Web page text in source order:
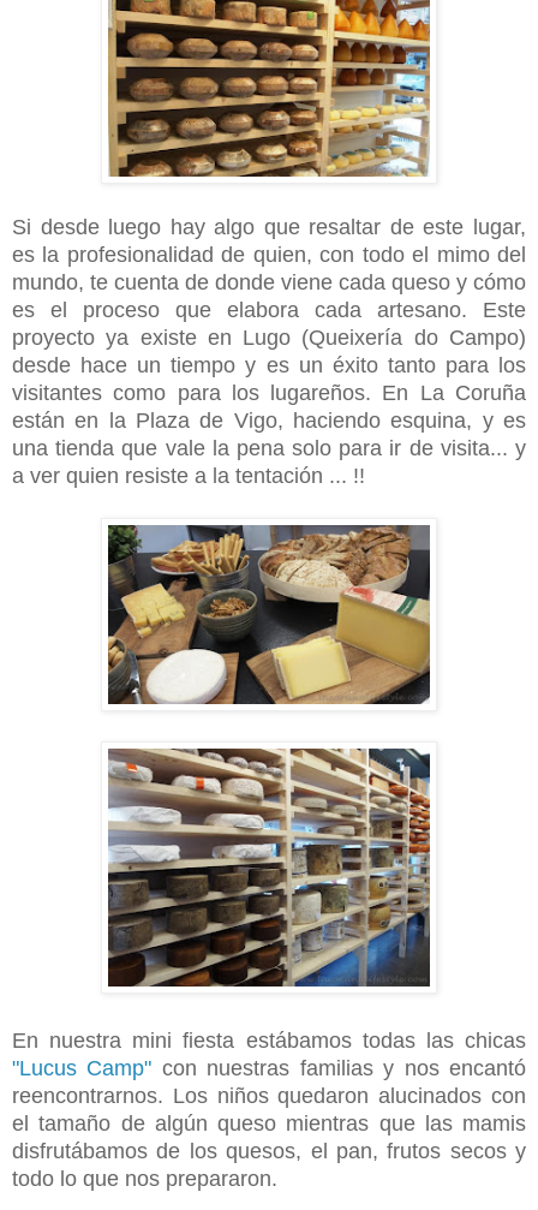
Si desde luego hay algo que resaltar de este lugar,
es la profesionalidad de quien, con todo el mimo del
mundo, te cuenta de donde viene cada queso y cómo
es el proceso que elabora cada artesano. Este
proyecto ya existe en Lugo (Queixería do Campo)
desde hace un tiempo y es un éxito tanto para los
visitantes como para los lugareños. En La Coruña
están en la Plaza de Vigo, haciendo esquina, y es
una tienda que vale la pena solo para ir de visita... y
a ver quien resiste a la tentación ... !!
En nuestra mini fiesta estábamos todas las chicas
"Lucus Camp" con nuestras familias y nos encantó
reencontrarnos. Los niños quedaron alucinados con
el tamaño de algún queso mientras que las mamis
disfrutábamos de los quesos, el pan, frutos secos y
todo lo que nos prepararon.